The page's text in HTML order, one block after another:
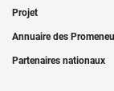
Projet
Annuaire des
Partenaires nationaux